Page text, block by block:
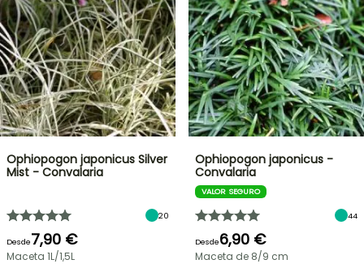
Ophiopogon japonicus Silver
Mist - Convalaria
20
Desde7,90 €
Maceta 1L/1,5L
Ophiopogon japonicus -
Convalaria
VALOR SEGURO
44
Desde6,90 €
Maceta de 8/9 cm